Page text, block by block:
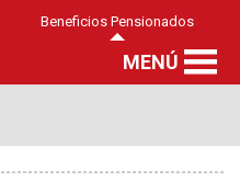
Beneficios Pensionados
MENÚ